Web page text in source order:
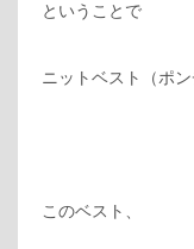
ということで
ニットベスト（ポ
このベスト、